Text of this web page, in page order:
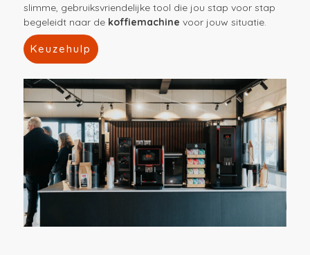
slimme, gebruiksvriendelijke tool die jou stap voor stap
begeleidt naar de koffiemachine voor jouw situatie.
Keuzehulp